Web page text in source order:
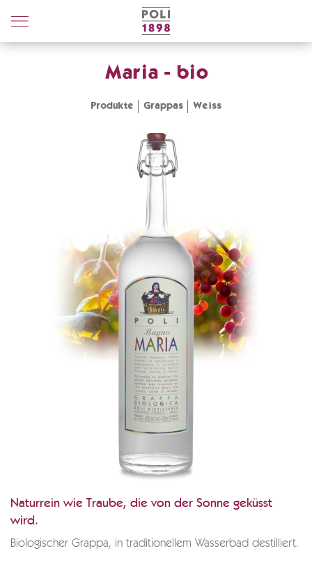
Poli
Distillerie
Maria - bio
Produkte Grappas Weiss
Naturrein wie Traube, die von der Sonne geküsst
wird.
Biologischer Grappa, in traditionellem Wasserbad destilliert.